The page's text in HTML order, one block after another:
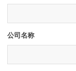
公司名称